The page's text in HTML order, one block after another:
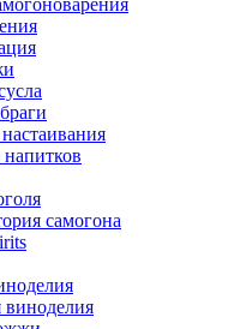
самогона
виноделия